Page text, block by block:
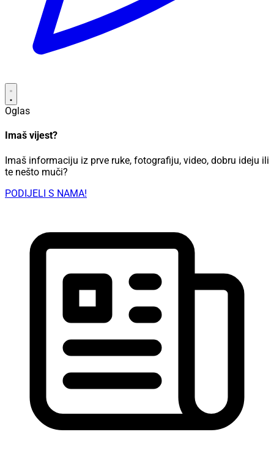
Oglas
Imaš vijest?
Imaš informaciju iz prve ruke, fotografiju, video, dobru ideju ili
te nešto muči?
PODIJELI S NAMA!